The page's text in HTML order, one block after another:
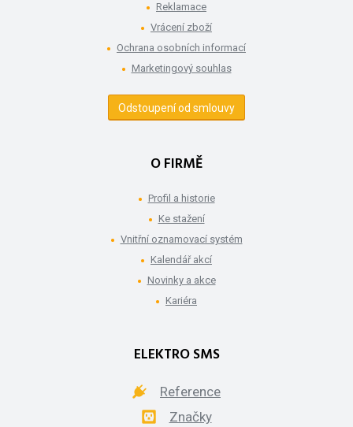
Reklamace
Vrácení zboží
Ochrana osobních informací
Marketingový souhlas
Odstoupení od smlouvy
O FIRMĚ
Profil a historie
Ke stažení
Vnitřní oznamovací systém
Kalendář akcí
Novinky a akce
Kariéra
ELEKTRO SMS
Reference
Značky